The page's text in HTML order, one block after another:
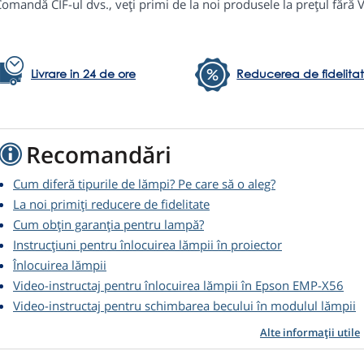
CIF-ul dvs., veți primi de la noi produsele la prețul fără
Livrare in 24 de ore Reducerea de
Recomandări
Cum diferă tipurile de lămpi? Pe care să o aleg?
La noi primiți reducere de fidelitate
Cum obțin garanția pentru lampă?
Instrucțiuni pentru înlocuirea lămpii în proiector
Înlocuirea lămpii
Video-instructaj pentru înlocuirea lămpii în Epson EMP-X56
Video-instructaj pentru schimbarea becului în modulul lămpii
Alte informații utile